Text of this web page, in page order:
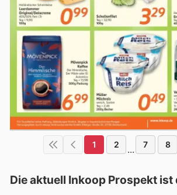
1 2 ... 7 8
Die aktuell Inkoop Prospekt ist